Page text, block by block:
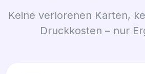
Keine verlorenen Karten,
Druckkosten – nur